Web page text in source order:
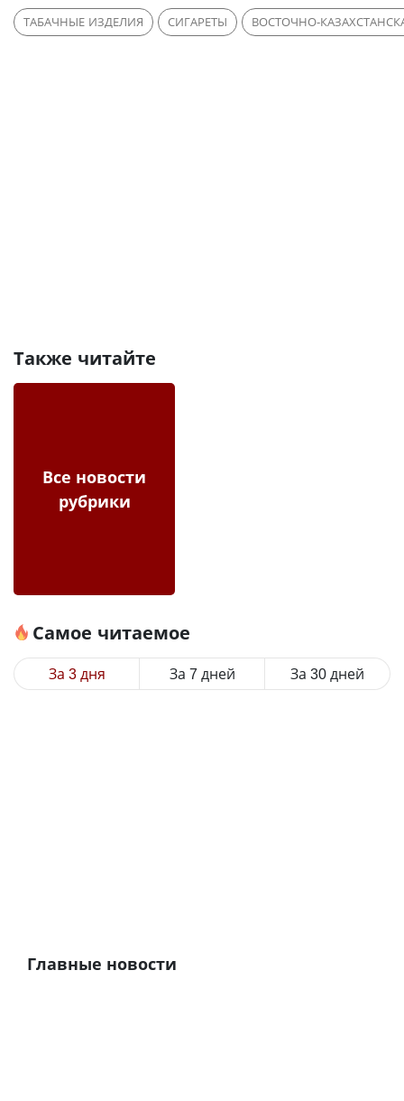
ТАБАЧНЫЕ ИЗДЕЛИЯ СИГАРЕТЫ ВОСТОЧНО-
Также читайте
Все новости
рубрики
Самое читаемое
За 3 дня За 7 дней За 30 дней
Главные новости